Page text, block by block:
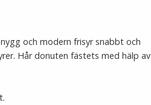
och modern frisyr snabbt och
Hår donuten fästets med hälp av